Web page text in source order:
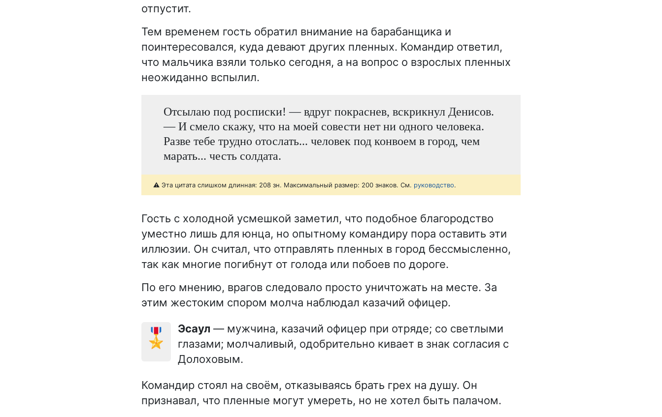
отпустит.
Тем временем гость обратил внимание на барабанщика и
поинтересовался, куда девают других пленных. Командир ответил,
что мальчика взяли только сегодня, а на вопрос о взрослых пленных
неожиданно вспылил.
Отсылаю под росписки! — вдруг покраснев, вскрикнул Денисов.
— И смело скажу, что на моей совести нет ни одного человека.
Разве тебе трудно отослать... человек под конвоем в город, чем
марать... честь солдата.
⚠️ Эта цитата слишком длинная: 208 зн. Максимальный размер: 200 знаков. См. руководство.
Гость с холодной усмешкой заметил, что подобное благородство
уместно лишь для юнца, но опытному командиру пора оставить эти
иллюзии. Он считал, что отправлять пленных в город бессмысленно,
так как многие погибнут от голода или побоев по дороге.
По его мнению, врагов следовало просто уничтожать на месте. За
этим жестоким спором молча наблюдал казачий офицер.
🎖️ Эсаул — мужчина, казачий офицер при отряде; со светлыми
глазами; молчаливый, одобрительно кивает в знак согласия с
Долоховым.
Командир стоял на своём, отказываясь брать грех на душу. Он
признавал, что пленные могут умереть, но не хотел быть палачом.